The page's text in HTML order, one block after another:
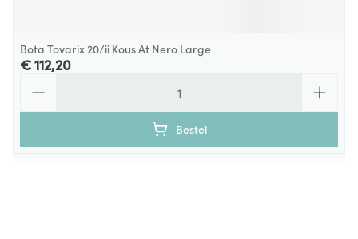
Bota Tovarix 20/ii Kous At Nero Large
€ 112,20
Bestel